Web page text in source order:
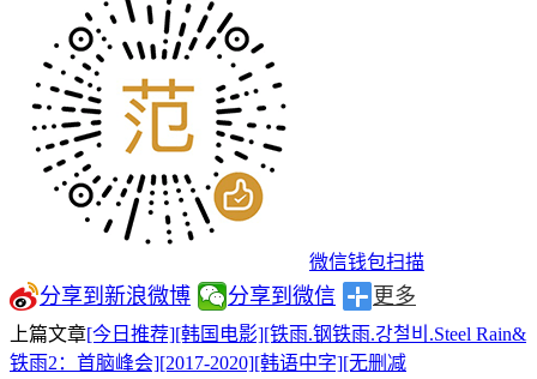
微信钱包扫描
分享到新浪微博 分享到微信 更多
上篇文章[今日推荐][韩国电影][铁雨.钢铁雨.강철비.Steel Rain&
铁雨2：首脑峰会][2017-2020][韩语中字][无删减